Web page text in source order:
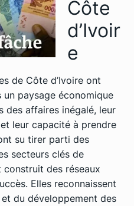
Côte
d’Ivoir
e
de Côte d’Ivoire ont
un paysage économique
des affaires inégalé, leur
leur capacité à prendre
su tirer parti des
secteurs clés de
construit des réseaux
Elles reconnaissent
et du développement des